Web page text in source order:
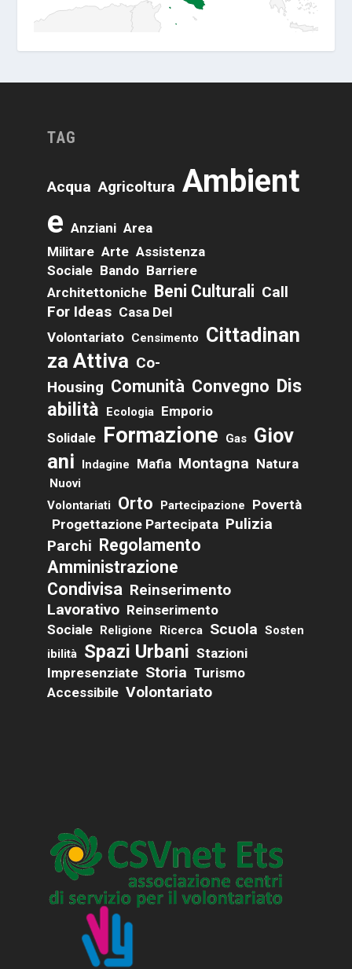
TAG
Acqua Agricoltura Ambient
E Anziani Area
Militare Arte Assistenza
Sociale Bando Barriere
Architettoniche Beni Culturali Call
For Ideas Casa Del
Volontariato Censimento
Cittadinan
Za Attiva Co-
Housing Comunità Convegno Dis
Abilità
Ecologia Emporio
Solidale Formazione Gas Giov
Ani
Indagine Mafia Montagna Natura
Nuovi
Volontariati Orto Partecipazione
Povertà
Progettazione Partecipata Pulizia
Parchi Regolamento
Amministrazione
Condivisa Reinserimento
Lavorativo Reinserimento
Sociale Religione Ricerca Scuola Sosten
Ibilità Spazi Urbani Stazioni
Impresenziate Storia Turismo
Accessibile Volontariato